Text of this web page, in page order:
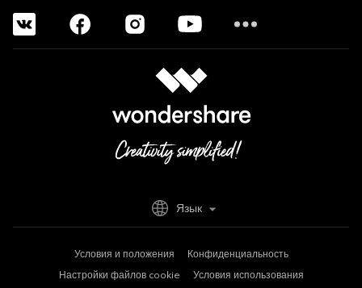
Условия и положения
Конфиденциальность
Настройки файлов cookie
Условия использования
Язык